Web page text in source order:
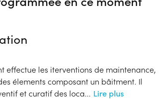
effectue les iterventions de maintenance,
élements composant un bâitment. Il
et curatif des loca... Lire plus